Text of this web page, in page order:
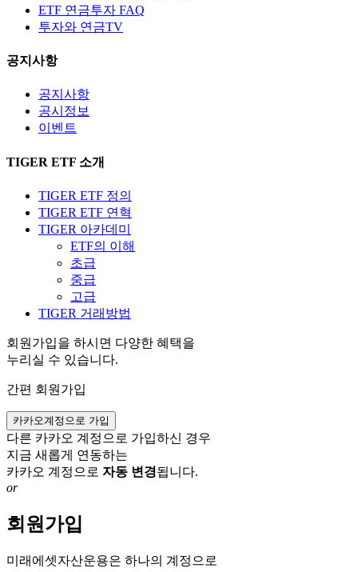
ETF 연금투자 FAQ
투자와 연금TV
공지사항
공지사항
공시정보
이벤트
TIGER ETF 소개
TIGER ETF 정의
TIGER ETF 연혁
TIGER 아카데미
ETF의 이해
초급
중급
고급
TIGER 거래방법
회원가입을 하시면 다양한 혜택을
누리실 수 있습니다.
간편 회원가입
카카오계정으로 가입
다른 카카오 계정으로 가입하신 경우
지금 새롭게 연동하는
카카오 계정으로 자동 변경됩니다.
or
회원가입
미래에셋자산운용은 하나의 계정으로